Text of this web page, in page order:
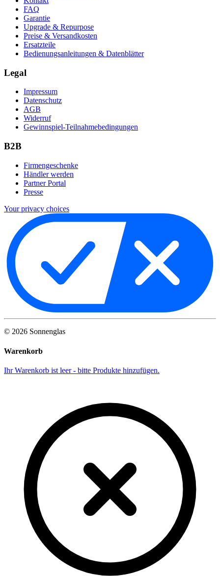
FAQ
Garantie
Upgrade & Repurpose
Preise & Versandkosten
Ersatzteile
Bedienungsanleitungen & Datenblätter
Legal
Impressum
Datenschutz
AGB
Widerruf
Gewinnspiel-Teilnahmebedingungen
B2B
Firmengeschenke
Händler werden
Partner Portal
Presse
Your privacy choices
© 2026 Sonnenglas
Warenkorb
Ihr Warenkorb ist leer - bitte Produkte hinzufügen.